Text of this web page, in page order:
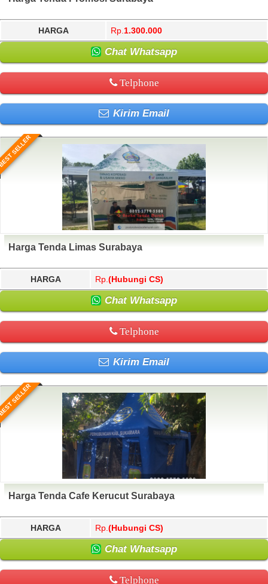
HARGA Rp. 1.300.000
Chat Whatsapp
Telphone
Kirim Email
SELLER
Harga Tenda Limas Surabaya
HARGA Rp. (Hubungi CS)
Chat Whatsapp
Telphone
Kirim Email
SELLER
Harga Tenda Cafe Kerucut Surabaya
HARGA Rp. (Hubungi CS)
Chat Whatsapp
Telphone